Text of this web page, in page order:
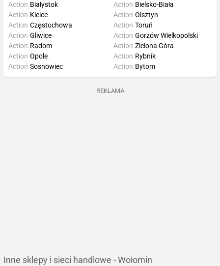
Action Białystok
Action Kielce
Action Częstochowa
Action Bielsko-Biała
Action Olsztyn
Action Toruń
Action Gliwice
Action Radom
Action Opole
Action Sosnowiec
Action Gorzów Wielkopolski
Action Zielona Góra
Action Rybnik
Action Bytom
REKLAMA
Inne sklepy i sieci handlowe - Wołomin